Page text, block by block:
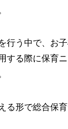
行う中で、お
する際に保育
る形で総合保